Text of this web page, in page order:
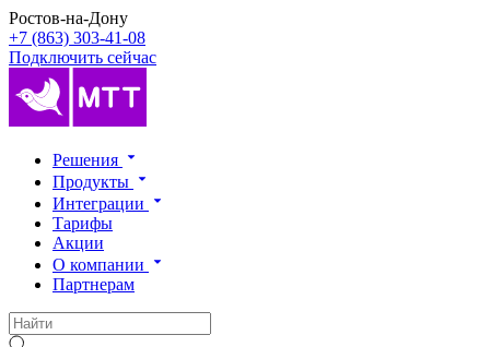
Ростов-на-Дону
+7 (863) 303-41-08
Подключить сейчас
Решения
Продукты
Интеграции
Тарифы
Акции
О компании
Партнерам